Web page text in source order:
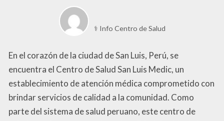
⚕️ Info Centro de Salud
En el corazón de la ciudad de San Luis, Perú, se
encuentra el Centro de Salud San Luis Medic, un
establecimiento de atención médica comprometido con
brindar servicios de calidad a la comunidad. Como
parte del sistema de salud peruano, este centro de